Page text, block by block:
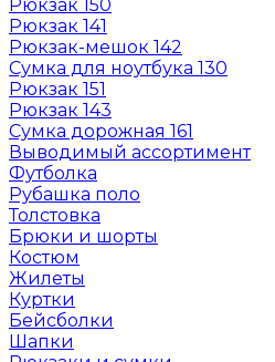
Рюкзак 150
Рюкзак 141
Рюкзак-мешок 142
Сумка для ноутбука 130
Рюкзак 151
Рюкзак 143
Сумка дорожная 161
Выводимый ассортимент
Футболка
Рубашка поло
Толстовка
Брюки и шорты
Костюм
Жилеты
Куртки
Бейсболки
Шапки